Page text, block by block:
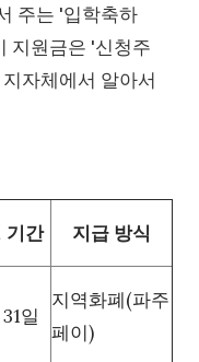
주는 '입학축하
지원금은 '신청주
자체에서 알아서
기간 지급 방식
일
지역화폐(파주
페이)